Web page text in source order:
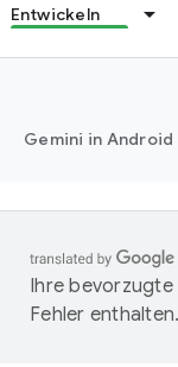
Entwickeln
Gemini in Android
Ihre bevorzugte
Fehler enthalten.